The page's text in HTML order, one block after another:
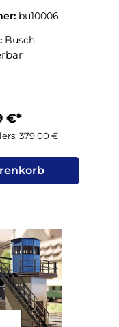
bu10006
Busch
€*
379,00 €